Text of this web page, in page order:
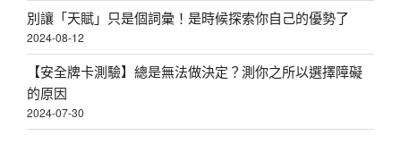
別讓「天賦」只是個詞彙！是時候探索你自己的優勢了
2024-08-12
【安全牌卡測驗】總是無法做決定？測你之所以選擇障礙
的原因
2024-07-30